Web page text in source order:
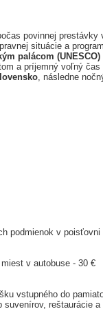
povinnej prestávky
situácie a
palácom (UNESCO)
a príjemný voľný
, následne
podmienok v poisťovni
v autobuse - 30 €
vstupného do
suvenírov, reštaurácie a